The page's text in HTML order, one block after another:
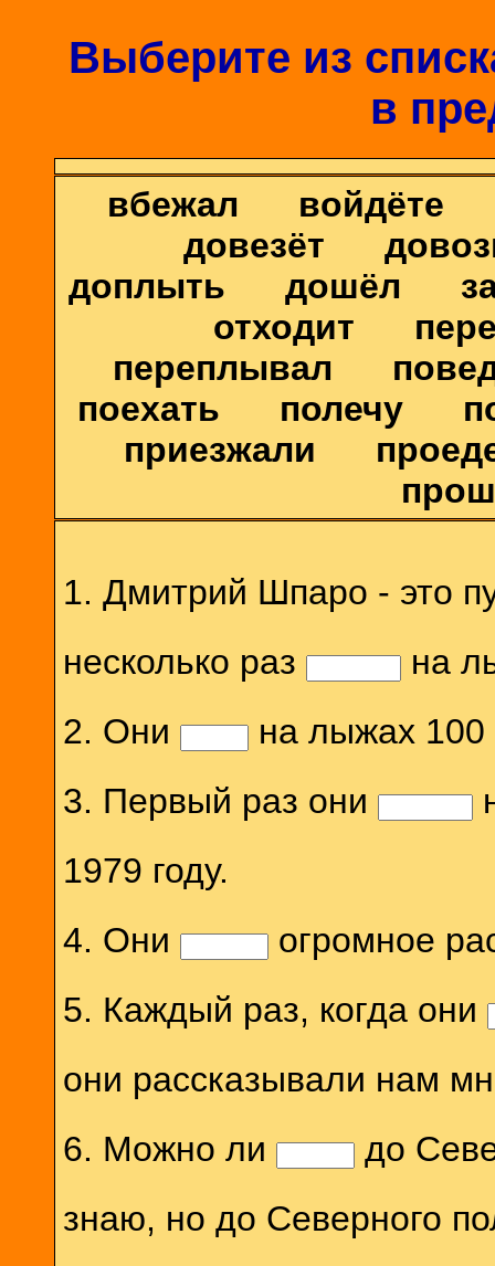
Выберите из
в
вбежал
довезёт
доплыть дошёл
отходит
переплывал
поехать полечу
приезжали
1. Дмитрий Шпаро - это
несколько раз
на
2. Они
на лыжах 100
3. Первый раз они
1979 году.
4. Они
огромное
5. Каждый раз, когда они
они рассказывали нам
6. Можно ли
до
знаю, но до Северного